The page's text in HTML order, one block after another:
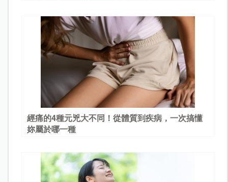
經痛的4種元兇大不同！從體質到疾病，一次搞懂
妳屬於哪一種